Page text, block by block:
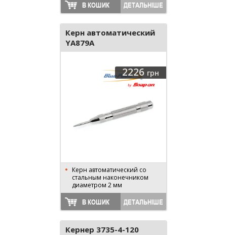
В КОШИК ДЕТАЛЬНІШЕ
Керн автоматический
YA879A
2226 грн
Керн автоматический со
стальным наконечником
диаметром 2 мм
В КОШИК ДЕТАЛЬНІШЕ
Кернер 3735-4-120